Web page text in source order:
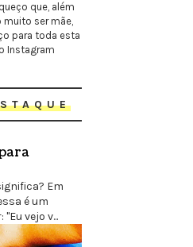
que, além
muito ser mãe,
para toda esta
Instagram
Em
é um
vejo v...